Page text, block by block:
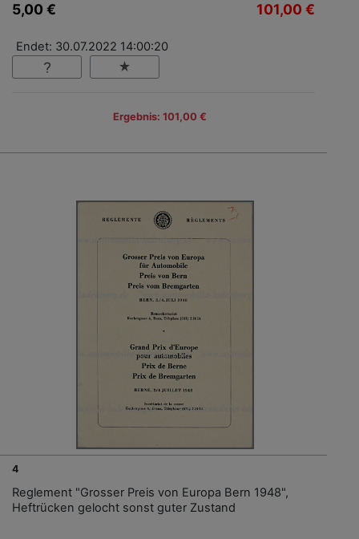
5,00 € 101,00 €
Endet: 30.07.2022 14:00:20
Ergebnis: 101,00 €
4
Reglement "Grosser Preis von Europa Bern 1948",
Heftrücken gelocht sonst guter Zustand